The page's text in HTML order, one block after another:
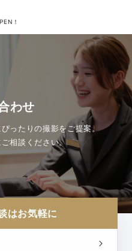
！
わせ
ったりの撮影をご提案。
相談ください。
はお気軽に